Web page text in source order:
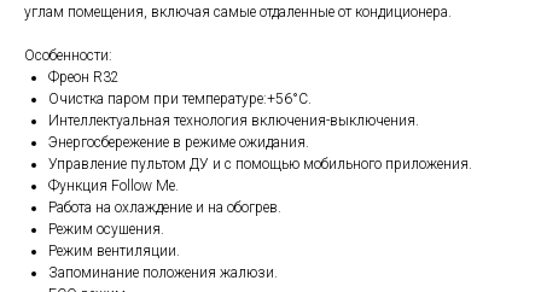
углам помещения, включая самые отдаленные от кондиционера.
Особенности:
Фреон R32
Очистка паром при температуре:+56°C.
Интеллектуальная технология включения-выключения.
Энергосбережение в режиме ожидания.
Управление пультом ДУ и с помощью мобильного приложения.
Функция Follow Me.
Работа на охлаждение и на обогрев.
Режим осушения.
Режим вентиляции.
Запоминание положения жалюзи.